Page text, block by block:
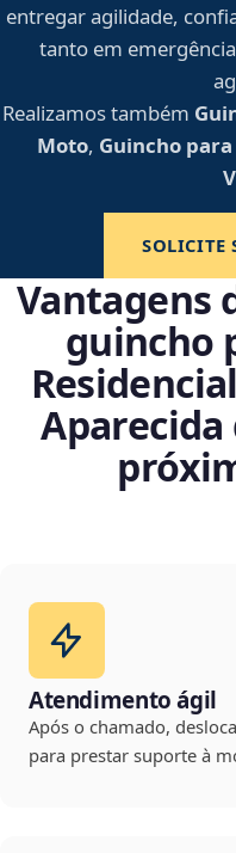
entregar agilidade,
tanto em
Realizamos também
Moto, Guincho
SOLICITE
Vantagens
guincho
Aparecida
Atendimento ágil
Após o chamado,
para prestar suporte à